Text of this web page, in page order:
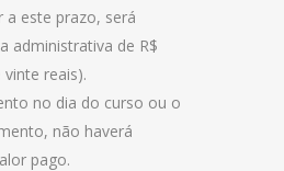
a este prazo, será
administrativa de R$
reais).
no dia do curso ou o
não haverá
pago.